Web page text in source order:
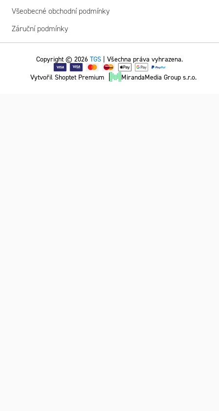
Všeobecné obchodní podmínky
Záruční podmínky
Vytvořil Shoptet Premium MirandaMedia Group s.r.o.
Copyright © 2026 TGS | Všechna práva vyhrazena.